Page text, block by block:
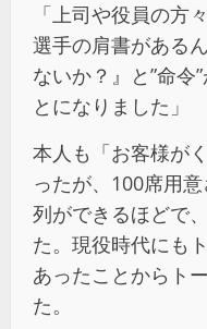
「上司や役員の方
選手の肩書がある
ないか？』と”命令
とになりました」
本人も「お客様が
ったが、100席用
列ができるほどで
た。現役時代にも
あったことからト
た。